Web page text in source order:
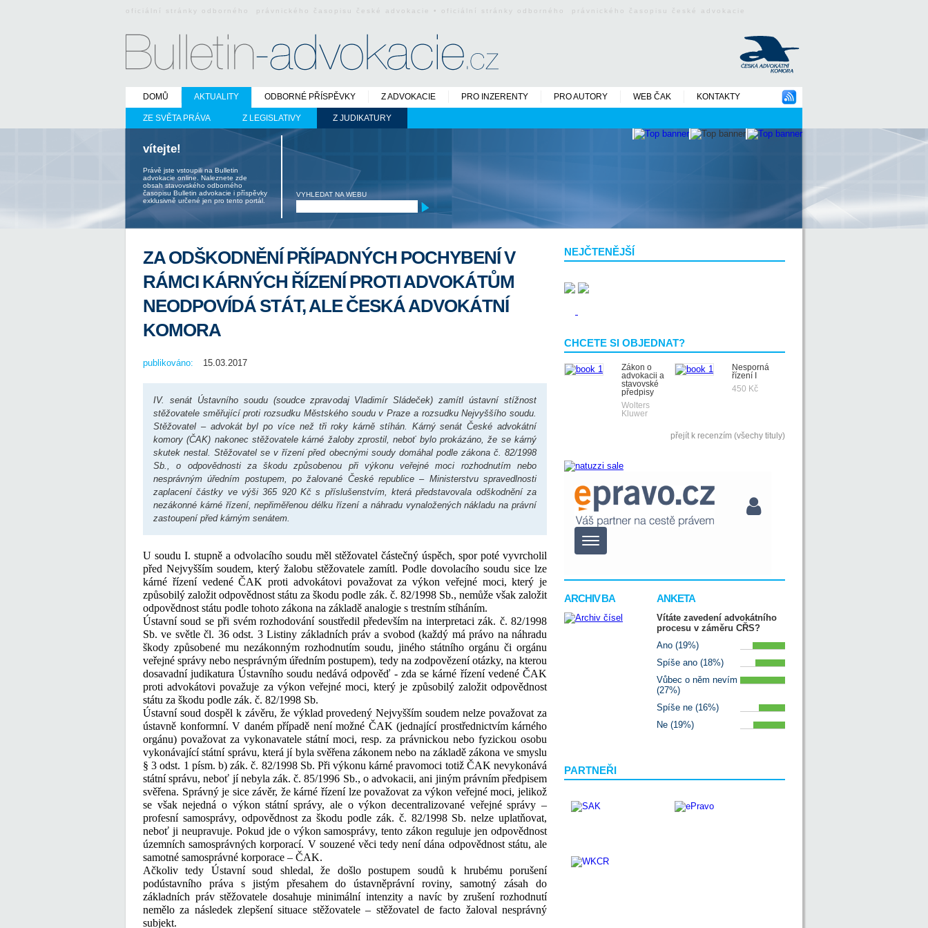
oficiální stránky odborného právnického časopisu české advokacie • oficiální stránky odborného právnického časopisu české advokacie
DOMŮ AKTUALITY
ZE SVĚTA PRÁVA Z LEGISLATIVY Z JUDIKATURY
ODBORNÉ PŘÍSPĚVKY Z ADVOKACIE PRO INZERENTY PRO AUTORY WEB ČAK KONTAKTY
vítejte!
Právě jste vstoupili na Bulletin
advokacie online. Naleznete zde
obsah stavovského odborného
časopisu Bulletin advokacie i příspěvky
exklusivně určené jen pro tento portál.
VYHLEDAT NA WEBU
NEJČTENĚJŠÍ
CHCETE SI OBJEDNAT?
Zákon o
advokacii a
stavovské
předpisy
Wolters
Kluwer
Nesporná
řízení I
450 Kč
přejít k recenzím (všechy tituly)
ARCHIV BA ANKETA
Vítáte zavedení advokátního
procesu v záměru CŘS?
Ano (19%)
Spíše ano (18%)
Vůbec o něm nevím
(27%)
Spíše ne (16%)
Ne (19%)
PARTNEŘI
ZA ODŠKODNĚNÍ PŘÍPADNÝCH POCHYBENÍ V
RÁMCI KÁRNÝCH ŘÍZENÍ PROTI ADVOKÁTŮM
NEODPOVÍDÁ STÁT, ALE ČESKÁ ADVOKÁTNÍ
KOMORA
publikováno: 15.03.2017
IV. senát Ústavního soudu (soudce zpravodaj Vladimír Sládeček) zamítl ústavní stížnost
stěžovatele směřující proti rozsudku Městského soudu v Praze a rozsudku Nejvyššího soudu.
Stěžovatel – advokát byl po více než tři roky kárně stíhán. Kárný senát České advokátní
komory (ČAK) nakonec stěžovatele kárné žaloby zprostil, neboť bylo prokázáno, že se kárný
skutek nestal. Stěžovatel se v řízení před obecnými soudy domáhal podle zákona č. 82/1998
Sb., o odpovědnosti za škodu způsobenou při výkonu veřejné moci rozhodnutím nebo
nesprávným úředním postupem, po žalované České republice – Ministerstvu spravedlnosti
zaplacení částky ve výši 365 920 Kč s příslušenstvím, která představovala odškodnění za
nezákonné kárné řízení, nepřiměřenou délku řízení a náhradu vynaložených nákladu na právní
zastoupení před kárným senátem.
U soudu I. stupně a odvolacího soudu měl stěžovatel částečný úspěch, spor poté vyvrcholil
před Nejvyšším soudem, který žalobu stěžovatele zamítl. Podle dovolacího soudu sice lze
kárné řízení vedené ČAK proti advokátovi považovat za výkon veřejné moci, který je
způsobilý založit odpovědnost státu za škodu podle zák. č. 82/1998 Sb., nemůže však založit
odpovědnost státu podle tohoto zákona na základě analogie s trestním stíháním.
Ústavní soud se při svém rozhodování soustředil především na interpretaci zák. č. 82/1998
Sb. ve světle čl. 36 odst. 3 Listiny základních práv a svobod (každý má právo na náhradu
škody způsobené mu nezákonným rozhodnutím soudu, jiného státního orgánu či orgánu
veřejné správy nebo nesprávným úředním postupem), tedy na zodpovězení otázky, na kterou
dosavadní judikatura Ústavního soudu nedává odpověď - zda se kárné řízení vedené ČAK
proti advokátovi považuje za výkon veřejné moci, který je způsobilý založit odpovědnost
státu za škodu podle zák. č. 82/1998 Sb.
Ústavní soud dospěl k závěru, že výklad provedený Nejvyšším soudem nelze považovat za
ústavně konformní. V daném případě není možné ČAK (jednající prostřednictvím kárného
orgánu) považovat za vykonavatele státní moci, resp. za právnickou nebo fyzickou osobu
vykonávající státní správu, která jí byla svěřena zákonem nebo na základě zákona ve smyslu
§ 3 odst. 1 písm. b) zák. č. 82/1998 Sb. Při výkonu kárné pravomoci totiž ČAK nevykonává
státní správu, neboť jí nebyla zák. č. 85/1996 Sb., o advokacii, ani jiným právním předpisem
svěřena. Správný je sice závěr, že kárné řízení lze považovat za výkon veřejné moci, jelikož
se však nejedná o výkon státní správy, ale o výkon decentralizované veřejné správy –
profesní samosprávy, odpovědnost za škodu podle zák. č. 82/1998 Sb. nelze uplatňovat,
neboť ji neupravuje. Pokud jde o výkon samosprávy, tento zákon reguluje jen odpovědnost
územních samosprávných korporací. V souzené věci tedy není dána odpovědnost státu, ale
samotné samosprávné korporace – ČAK.
Ačkoliv tedy Ústavní soud shledal, že došlo postupem soudů k hrubému porušení
podústavního práva s jistým přesahem do ústavněprávní roviny, samotný zásah do
základních práv stěžovatele dosahuje minimální intenzity a navíc by zrušení rozhodnutí
nemělo za následek zlepšení situace stěžovatele – stěžovatel de facto žaloval nesprávný
subjekt.